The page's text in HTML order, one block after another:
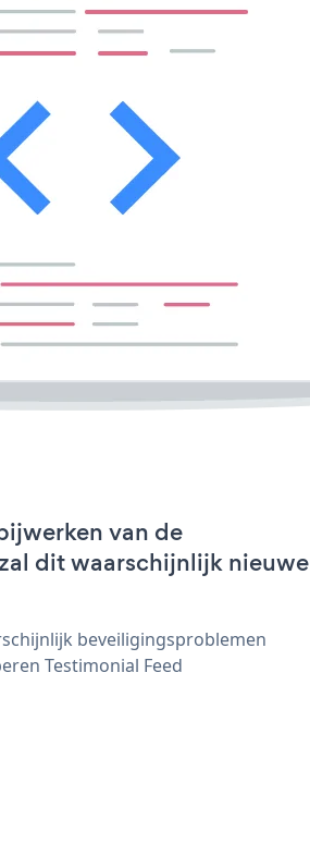
van de
dit waarschijnlijk nieuwe
beveiligingsproblemen
Testimonial Feed